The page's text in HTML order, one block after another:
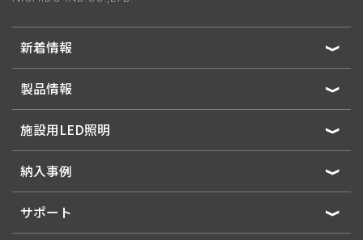
新着情報
製品情報
施設用LED照明
納入事例
サポート